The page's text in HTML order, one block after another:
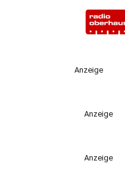
Anzeige
Anzeige
Anzeige